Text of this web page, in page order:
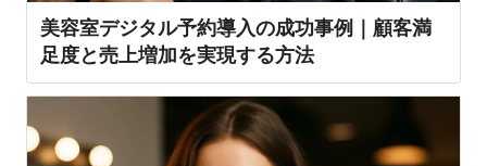
美容室デジタル予約導入の成功事例｜顧客満
足度と売上増加を実現する方法